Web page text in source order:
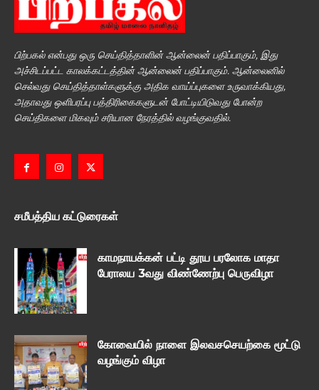
பிற்பகல் என்பது ஒரு செய்தித்தாளின் ஆன்லைன் பதிப்பாகும், இது
அச்சிடப்பட்ட காலக்கட்டத்தின் ஆன்லைன் பதிப்பாகும். ஆன்லைனில்
செல்வது செய்தித்தாள்களுக்கு அதிக வாய்ப்புகளை உருவாக்கியது,
அதாவது ஒளிபரப்பு பத்திரிகைகளுடன் போட்டியிடுவது போன்ற
செய்திகளை மிகவும் சரியான நேரத்தில் வழங்குவதில்.
சமீபத்திய கட்டுரைகள்
காமநாயக்கன் பட்டி தூய பரலோக மாதா
பேராலய 3வது விண்ணேற்பு பெருவிழா
கோவையில் நாளை இலவசசெயற்கை மூட்டு
வழங்கும் விழா